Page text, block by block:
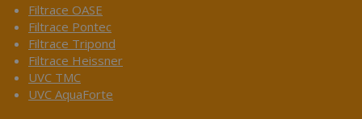
Filtrace OASE
Filtrace Pontec
Filtrace Tripond
Filtrace Heissner
UVC TMC
UVC AquaForte